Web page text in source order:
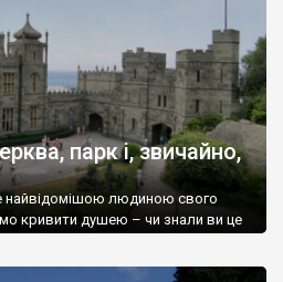
парк і, звичайно,
найвідомішою людиною свого
кривити душею – чи знали ви це